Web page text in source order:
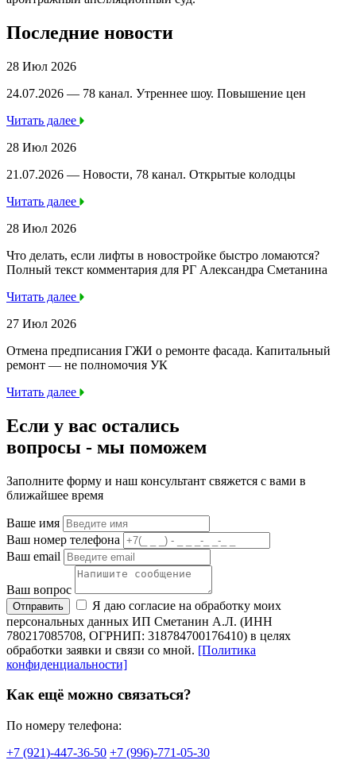
Последние новости
28 Июл 2026
24.07.2026 — 78 канал. Утреннее шоу. Повышение цен
Читать далее
28 Июл 2026
21.07.2026 — Новости, 78 канал. Открытые колодцы
Читать далее
28 Июл 2026
Что делать, если лифты в новостройке быстро ломаются?
Полный текст комментария для РГ Александра Сметанина
Читать далее
27 Июл 2026
Отмена предписания ГЖИ о ремонте фасада. Капитальный
ремонт — не полномочия УК
Читать далее
Если у вас остались
вопросы - мы поможем
Заполните форму и наш консультант свяжется с вами в
ближайшее время
Ваше имя
Ваш номер телефона
Ваш email
Ваш вопрос
Отправить
Я даю согласие на обработку моих
персональных данных ИП Сметанин А.Л. (ИНН
780217085708, ОГРНИП: 318784700176410) в целях
обработки заявки и связи со мной. [Политика
конфиденциальности]
Как ещё можно связаться?
По номеру телефона:
+7 (921)-447-36-50 +7 (996)-771-05-30